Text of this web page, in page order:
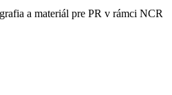
a materiál pre PR v rámci NCR